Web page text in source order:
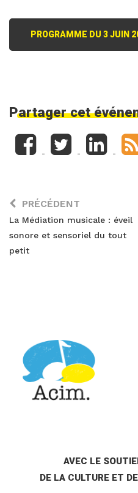
Partager cet
PRÉCÉDENT
La Médiation musicale : éveil
sonore et sensoriel du tout
petit
AVEC LE
DE LA CULTURE ET